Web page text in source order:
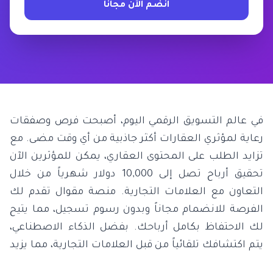
انضم الآن مجاناً
في عالم التسويق الرقمي اليوم، أصبحت فرص وصفقات
رعاية لمؤثري العقارات أكثر جاذبية من أي وقت مضى. مع
تزايد الطلب على المحتوى العقاري، يمكن للمؤثرين الآن
تحقيق أرباح تصل إلى 10,000 دولار شهرياً من خلال
التعاون مع العلامات التجارية. منصة مقوال تقدم لك
الفرصة للانضمام مجاناً وبدون رسوم تسجيل، مما يتيح
لك الاحتفاظ بكامل أرباحك. بفضل الذكاء الاصطناعي،
يتم اكتشافك تلقائياً من قبل العلامات التجارية، مما يزيد